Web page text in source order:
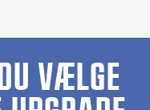
VÆLGE